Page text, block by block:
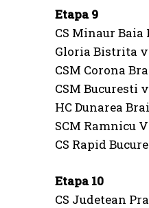
Etapa 9
CS Minaur Baia
Gloria Bistrita v
CSM Corona
CSM Bucuresti
HC Dunarea
SCM Ramnicu
CS Rapid
Etapa 10
CS Judetean